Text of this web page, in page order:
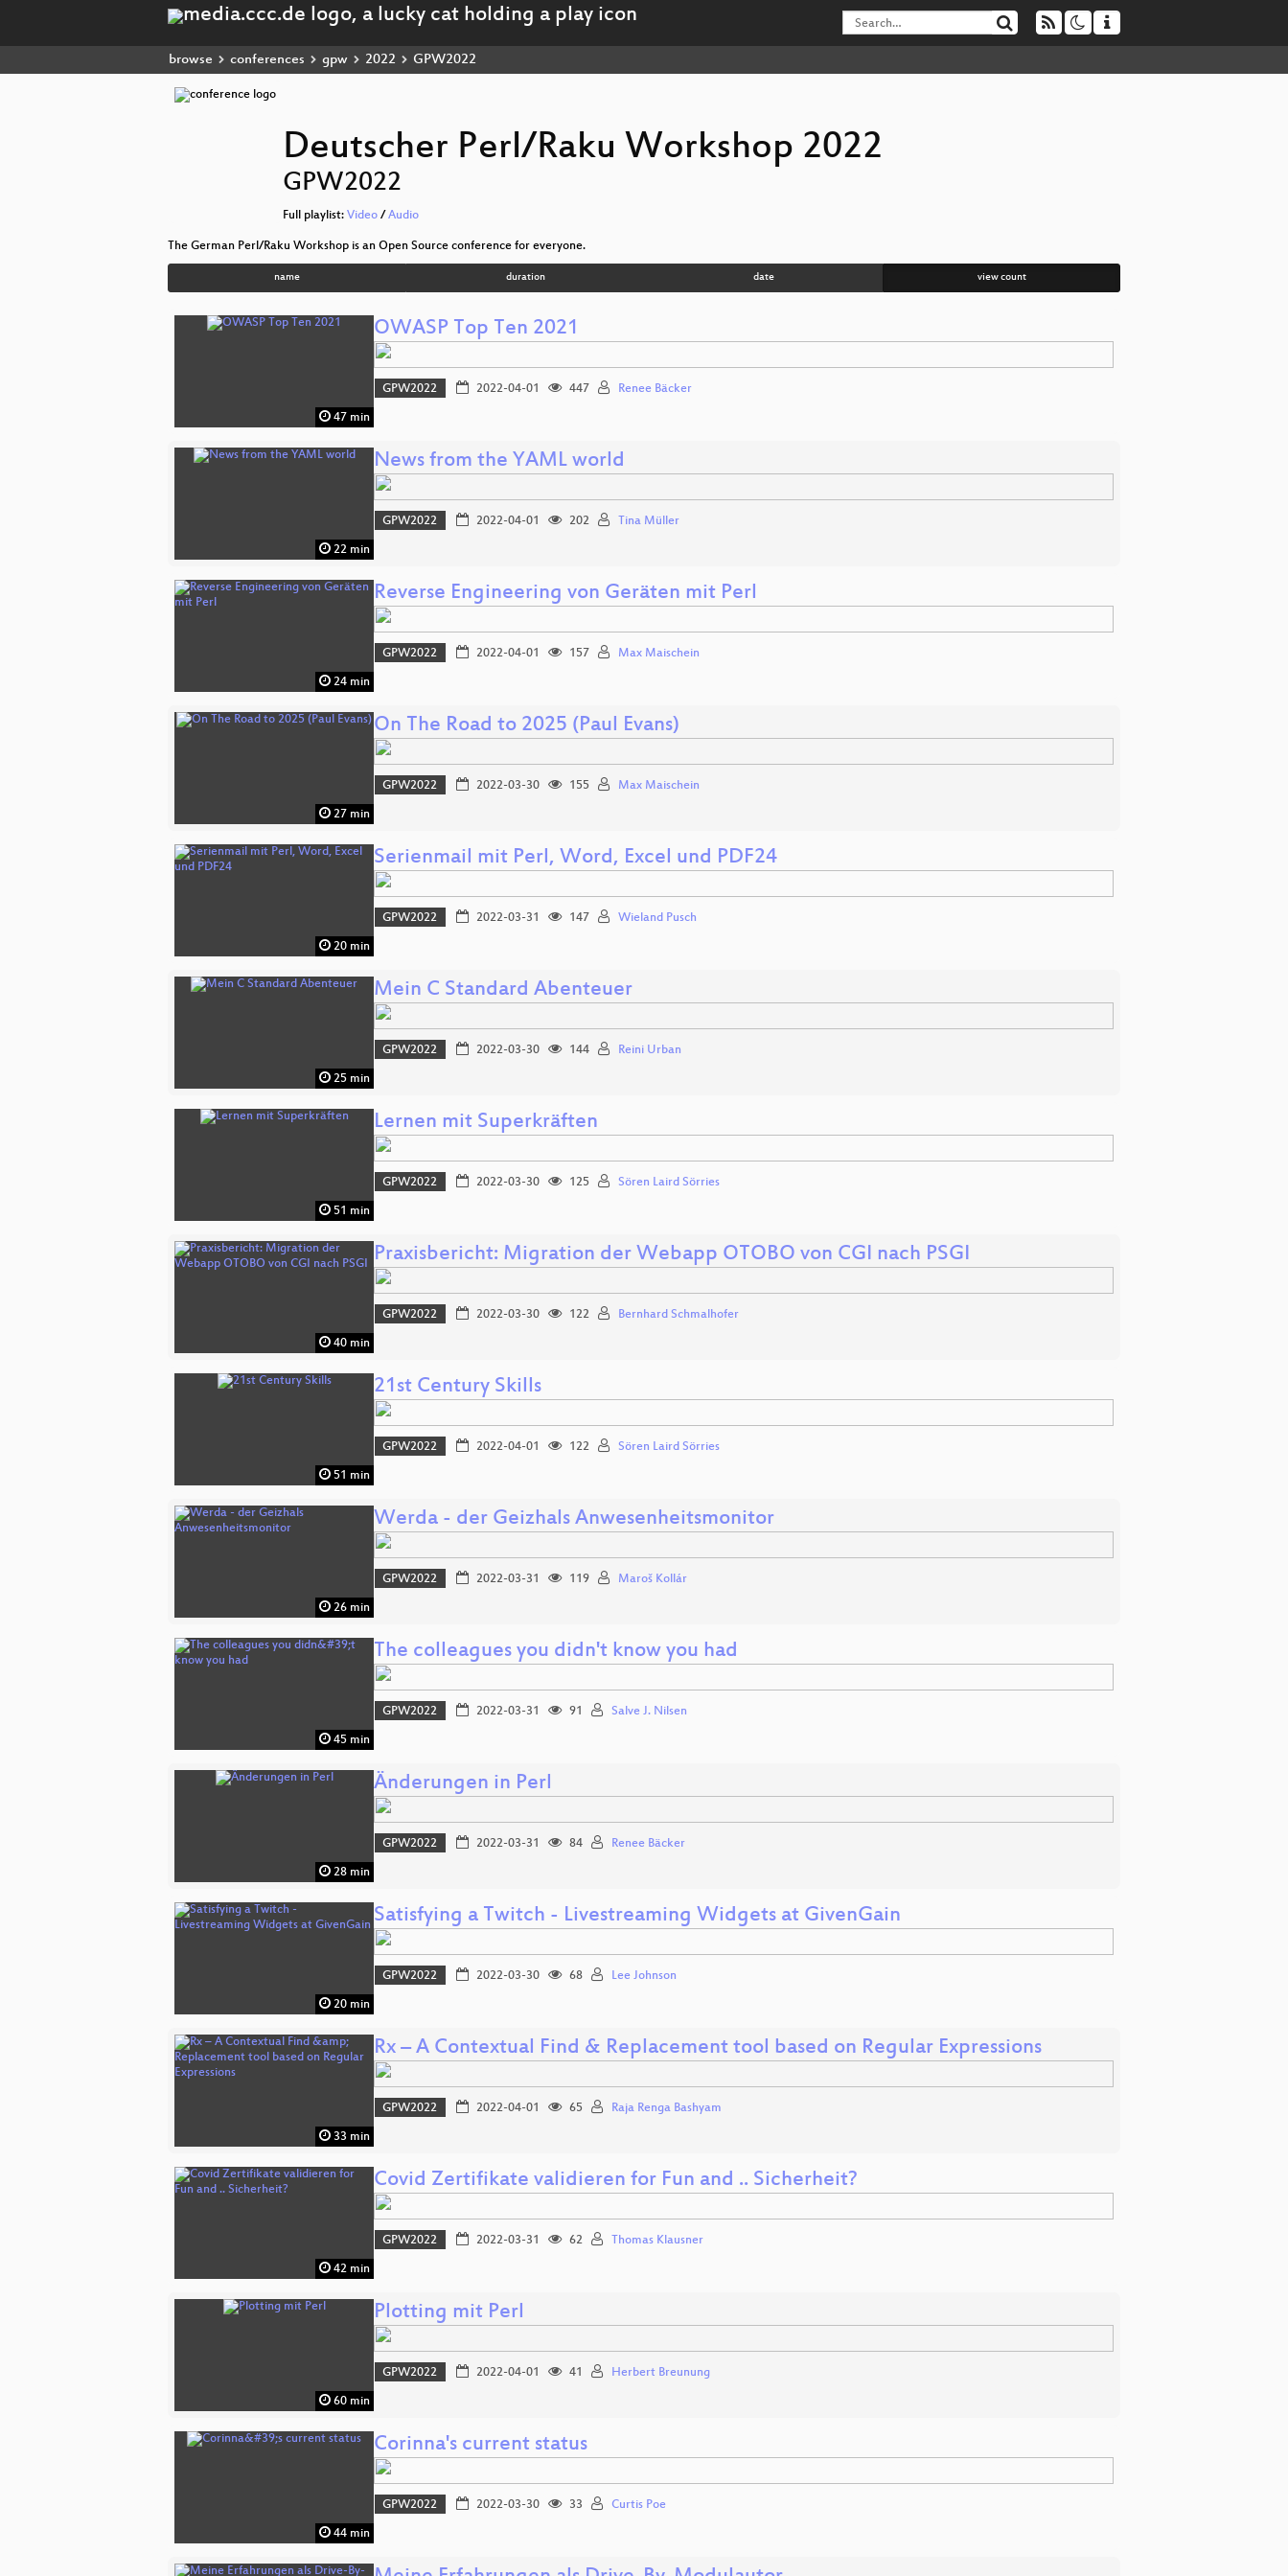
browse conferences gpw 2022 GPW2022
Deutscher Perl/Raku Workshop 2022
GPW2022
Full playlist: Video / Audio
The German Perl/Raku Workshop is an Open Source conference for everyone.
name duration date view count
47 min
OWASP Top Ten 2021
GPW2022 2022-04-01 447 Renee Bäcker
22 min
News from the YAML world
GPW2022 2022-04-01 202 Tina Müller
24 min
Reverse Engineering von Geräten mit Perl
GPW2022 2022-04-01 157 Max Maischein
27 min
On The Road to 2025 (Paul Evans)
GPW2022 2022-03-30 155 Max Maischein
20 min
Serienmail mit Perl, Word, Excel und PDF24
GPW2022 2022-03-31 147 Wieland Pusch
25 min
Mein C Standard Abenteuer
GPW2022 2022-03-30 144 Reini Urban
51 min
Lernen mit Superkräften
GPW2022 2022-03-30 125 Sören Laird Sörries
40 min
Praxisbericht: Migration der Webapp OTOBO von CGI nach PSGI
GPW2022 2022-03-30 122 Bernhard Schmalhofer
51 min
21st Century Skills
GPW2022 2022-04-01 122 Sören Laird Sörries
26 min
Werda - der Geizhals Anwesenheitsmonitor
GPW2022 2022-03-31 119 Maroš Kollár
45 min
The colleagues you didn't know you had
GPW2022 2022-03-31 91 Salve J. Nilsen
28 min
Änderungen in Perl
GPW2022 2022-03-31 84 Renee Bäcker
20 min
Satisfying a Twitch - Livestreaming Widgets at GivenGain
GPW2022 2022-03-30 68 Lee Johnson
33 min
Rx – A Contextual Find & Replacement tool based on Regular Expressions
GPW2022 2022-04-01 65 Raja Renga Bashyam
42 min
Covid Zertifikate validieren for Fun and .. Sicherheit?
GPW2022 2022-03-31 62 Thomas Klausner
60 min
Plotting mit Perl
GPW2022 2022-04-01 41 Herbert Breunung
44 min
Corinna's current status
GPW2022 2022-03-30 33 Curtis Poe